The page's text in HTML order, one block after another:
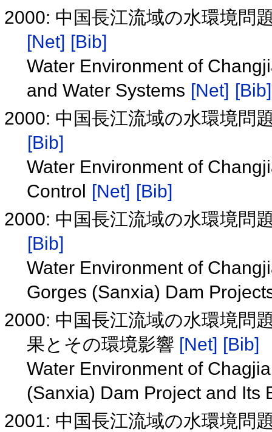
2000: 中国長江流域の水環境問
[Net] [Bib]
Water Environment of
and Water Systems [Net] [Bib]
2000: 中国長江流域の水環境問
[Bib]
Water Environment of
Control [Net] [Bib]
2000: 中国長江流域の水環境問
[Bib]
Water Environment of
Gorges (Sanxia) Dam
2000: 中国長江流域の水環境問
果とその環境影響 [Net] [Bib]
Water Environment of
(Sanxia) Dam Project and Its
2001: 中国長江流域の水環境問